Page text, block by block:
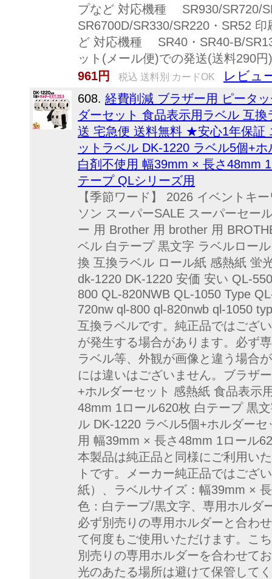
プなど 対応機種 SR930/SR720/
SR6700D/SR330/SR220・SR52
ど 対応機種 SR40・SR40-B/
ット(メール便)での発送(送料290
961円
税込 送料別 カードOK レビュ
608. 経費削減 ブラザー用 ピータ
ダーセット 食品表示用ラベル 互
送 宅急便 送料無料 ★安心1年保証
ットラベル DK-1220 ラベル5個+
白剤不使用 幅39mm × 長さ48mm
テープ QLシリーズ用
【季節ワード】 2026 イベントキ
ソン スーパーSALE スーパーセー
ー 用 Brother 用 brother 用
ベル 白テープ 黒文字 ラベルロー
換 互換ラベル ロール紙 感熱紙 蛍
dk-1220 DK-1220 安価 安い QL-
800 QL-820NWB QL-1050 Type
720nw ql-800 ql-820nwb ql-1050
互換ラベルです。純正品ではござ
が発生する場合があります。必ず
ラベル等、外観が画像と違う場合
には違いはございません。ブラザ
+ホルダーセット 感熱紙 食品表示
48mm 1ロール620枚 白テープ 黒
ル DK-1220 ラベル5個+ホルダー
用 幅39mm × 長さ48mm 1ロール
本製品は純正品と同様にご利用い
トです。メーカー純正品ではござ
紙）、ラベルサイズ：幅39mm ×
色：白テープ/黒文字、専用ホルダ
必ず別売りの専用ホルダーと合わ
て何度もご使用いただけます。こ
別売りの専用ホルダーを合わせて
光のあたる場所は避けて保管して